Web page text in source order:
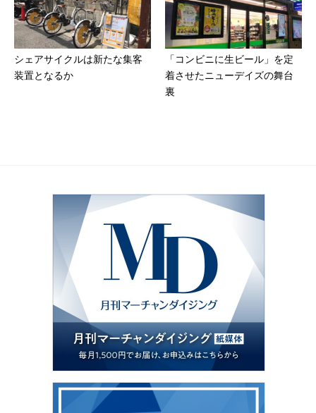
シェアサイクルは新たな集客
装置となるか
「コンビニに生ビール」を定
着させたニューデイズの舞台
裏